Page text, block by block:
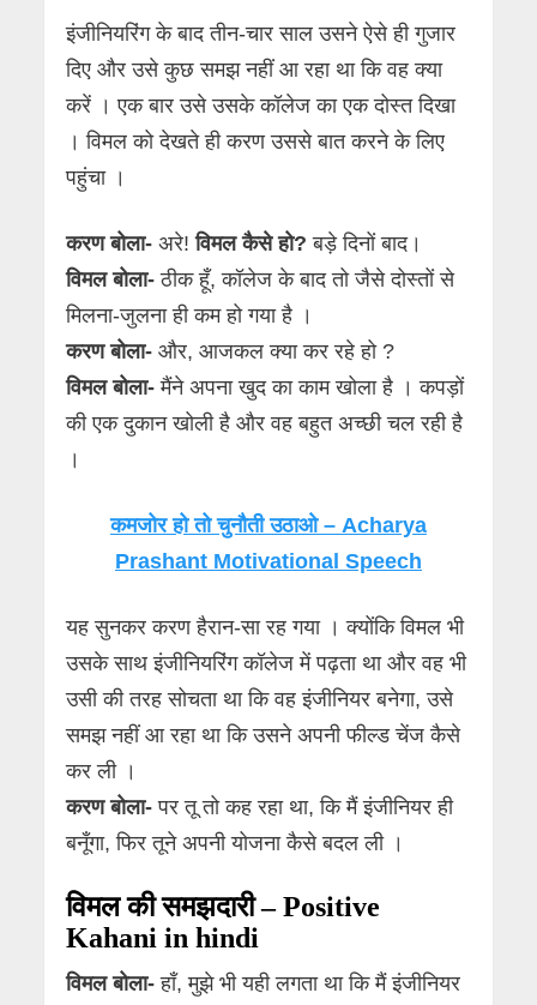
इंजीनियरिंग के बाद तीन-चार साल उसने ऐसे ही गुजार
दिए और उसे कुछ समझ नहीं आ रहा था कि वह क्या
करें । एक बार उसे उसके कॉलेज का एक दोस्त दिखा
। विमल को देखते ही करण उससे बात करने के लिए
पहुंचा ।
करण बोला- अरे!विमल कैसे हो?बड़े दिनों बाद।
विमल बोला- ठीक हूँ, कॉलेज के बाद तो जैसे दोस्तों से
मिलना-जुलना ही कम हो गया है ।
करण बोला- और, आजकल क्या कर रहे हो ?
विमल बोला- मैंने अपना खुद का काम खोला है । कपड़ों
की एक दुकान खोली है और वह बहुत अच्छी चल रही है
।
कमजोर हो तो चुनौती उठाओ – Acharya
Prashant Motivational Speech
यह सुनकर करण हैरान-सा रह गया । क्योंकि विमल भी
उसके साथ इंजीनियरिंग कॉलेज में पढ़ता था और वह भी
उसी की तरह सोचता था कि वह इंजीनियर बनेगा, उसे
समझ नहीं आ रहा था कि उसने अपनी फील्ड चेंज कैसे
कर ली ।
करण बोला- पर तू तो कह रहा था, कि मैं इंजीनियर ही
बनूँगा, फिर तूने अपनी योजना कैसे बदल ली ।
विमल की समझदारी – Positive
Kahani in hindi
विमल बोला- हाँ, मुझे भी यही लगता था कि मैं इंजीनियर